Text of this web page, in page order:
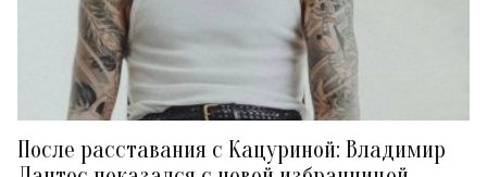
После расставания с Кацуриной: Владимир